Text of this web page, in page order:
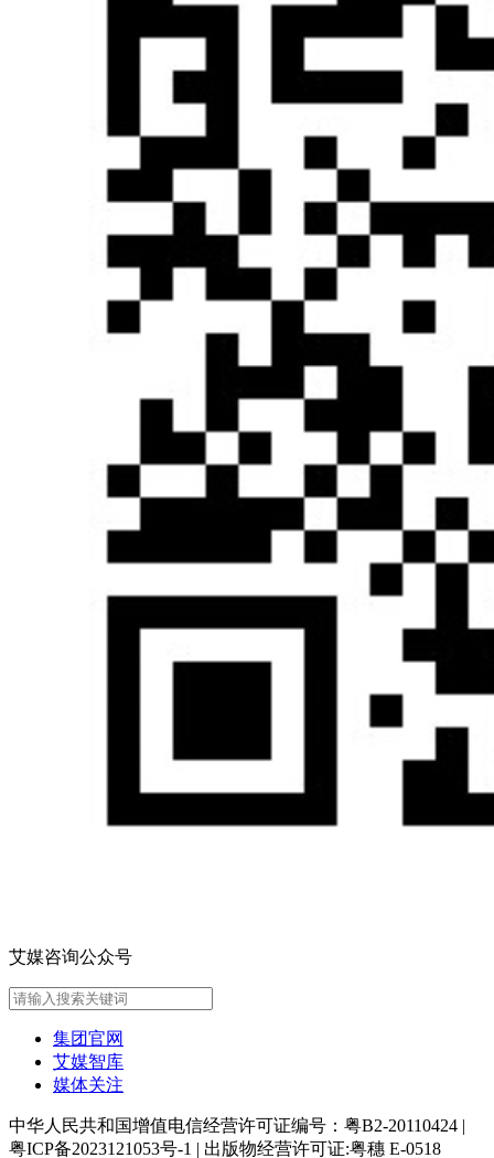
艾媒咨询公众号
集团官网
艾媒智库
媒体关注
中华人民共和国增值电信经营许可证编号：粤B2-20110424 |
粤ICP备2023121053号-1 | 出版物经营许可证:粤穗 E-0518